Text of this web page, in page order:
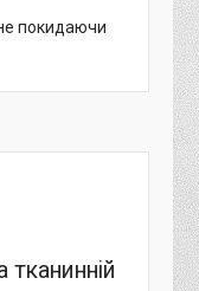
покидаючи